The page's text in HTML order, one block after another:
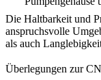
Die Haltbarkeit und
anspruchsvolle
als auch
Überlegungen zur